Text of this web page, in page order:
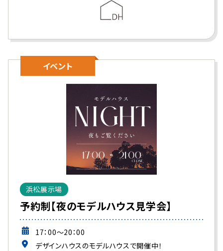
イベント
浜松展示場
予約制【夜のモデルハウス見学会】
17：00～20：00
デザインハウスのモデルハウスで開催中！